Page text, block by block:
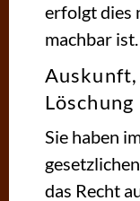
erfolgt dies
machbar ist.
Löschung
Sie haben
das Recht